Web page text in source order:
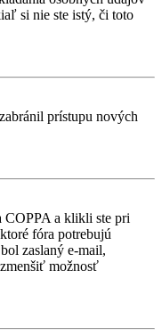
si nie ste istý, či toto
prístupu nových
COPPA a klikli ste pri
fóra potrebujú
zaslaný e-mail,
možnosť